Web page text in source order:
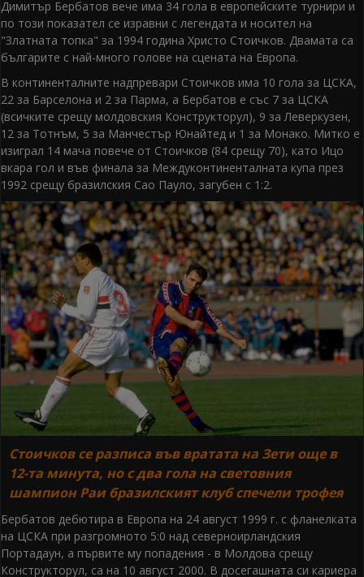
Димитър Бербатов вече има 34 гола в европейските турнири и
по този показател се изравни с легендата и носител на
"Златната топка" за 1994 година Христо Стоичков. Двамата са
българите с най-много голове на сцената на Европа.
В континенталните надпревари Стоичков има 10 гола за ЦСКА,
22 за Барселона и 2 за Парма, а Бербатов е със 7 за ЦСКА
(всичките срещу молдовския Конструкторул), 9 за Леверкузен,
12 за Тотнъм, 5 за Манчестър Юнайтед и 1 за Монако. Митко е
изиграл 14 мача повече от Стоичков (84 срещу 70), като Ицо
вкара гол и във финала за Междуконтиненталната купа през
1992 срещу бразилския Сао Пауло, загубен с 1:2.
Стоичков се разписа във вратата на Зети още в
12-та минута, но с два гола на световния
шампион Раи бразилският клуб спечели трофея
Бербатов дебютира в Европа на 24 август 1999 г. с фланелката
на ЦСКА при разгромното 5:0 над северноирландския
Портадаун, а първите му попадения - в Молдова срещу
Конструкторул, са на 10 август 2000. В досегашната си кариера